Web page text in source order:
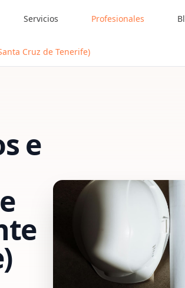
Servicios Profesionales
Cruz de Tenerife)
e